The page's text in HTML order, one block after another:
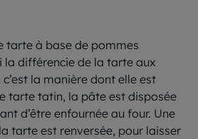
tarte à base de pommes
la différencie de la tarte aux
la manière dont elle est
tarte tatin, la pâte est disposée
d’être enfournée au four. Une
tarte est renversée, pour laisser